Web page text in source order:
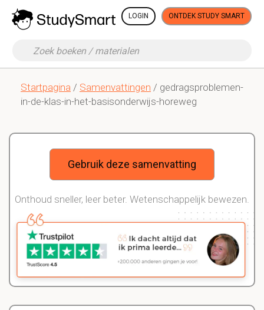
LOGIN ONTDEK STUDY SMART
Startpagina / Samenvattingen / gedragsproblemen-
in-de-klas-in-het-basisonderwijs-horeweg
Gebruik deze samenvatting
Onthoud sneller, leer beter. Wetenschappelijk bewezen.